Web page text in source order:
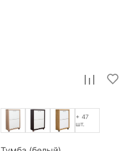
+ 47
шт.